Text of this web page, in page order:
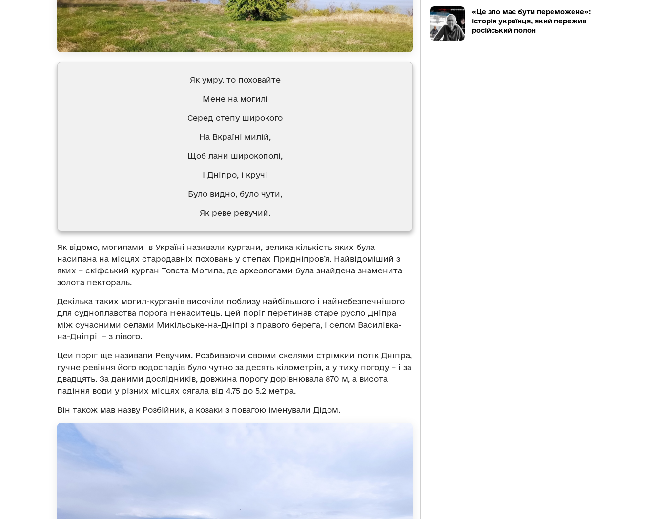
Як умру, то поховайте
Мене на могилі
Серед степу широкого
На Вкраїні милій,
Щоб лани широкополі,
І Дніпро, і кручі
Було видно, було чути,
Як реве ревучий.
Як відомо, могилами в Україні називали кургани, велика кількість яких була
насипана на місцях стародавніх поховань у степах Придніпров’я. Найвідоміший з
яких – скіфський курган Товста Могила, де археологами була знайдена знаменита
золота пектораль.
Декілька таких могил-курганів височіли поблизу найбільшого і найнебезпечнішого
для судноплавства порога Ненаситець. Цей поріг перетинав старе русло Дніпра
між сучасними селами Микільське-на-Дніпрі з правого берега, і селом Василівка-
на-Дніпрі – з лівого.
Цей поріг ще називали Ревучим. Розбиваючи своїми скелями стрімкий потік Дніпра,
гучне ревіння його водоспадів було чутно за десять кілометрів, а у тиху погоду – і за
двадцять. За даними дослідників, довжина порогу дорівнювала 870 м, а висота
падіння води у різних місцях сягала від 4,75 до 5,2 метра.
Він також мав назву Розбійник, а козаки з повагою іменували Дідом.
«Це зло має бути переможене»:
історія українця, який пережив
російський полон